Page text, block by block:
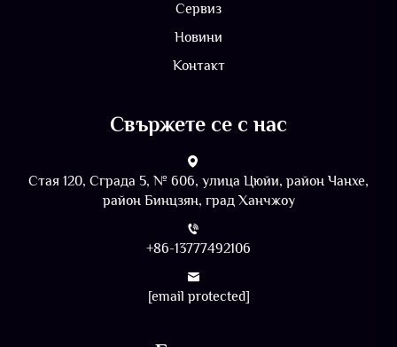
Сервиз
Новини
Контакт
Свържете се с нас
Стая 120, Сграда 5, № 606, улица Цюйи, район Чанхе,
район Бинцзян, град Ханчжоу
+86-13777492106
[email protected]